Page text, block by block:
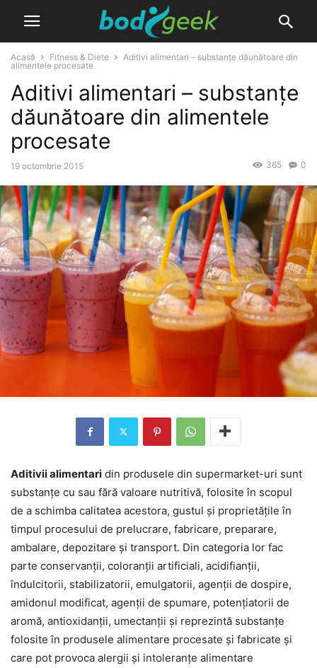
Acasă Fitness & Diete
Aditivi alimentari – substanțe dăunătoare din
alimentele procesate
Aditivi alimentari – substanțe
dăunătoare din alimentele
procesate
19 octombrie 2015 0
365
Aditivii alimentari din produsele din supermarket-uri sunt
substanțe cu sau fără valoare nutritivă, folosite în scopul
de a schimba calitatea acestora, gustul și proprietățile în
timpul procesului de prelucrare, fabricare, preparare,
ambalare, depozitare și transport. Din categoria lor fac
parte conservanții, coloranții artificiali, acidifianții,
îndulcitorii, stabilizatorii, emulgatorii, agenții de dospire,
amidonul modificat, agenții de spumare, potențiatorii de
aromă, antioxidanții, umectanții și reprezintă substanțe
folosite în produsele alimentare procesate și fabricate și
care pot provoca alergii și intoleranțe alimentare